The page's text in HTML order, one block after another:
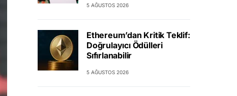
5 AĞUSTOS 2026
Ethereum’dan Kritik Teklif:
Doğrulayıcı Ödülleri
Sıfırlanabilir
5 AĞUSTOS 2026